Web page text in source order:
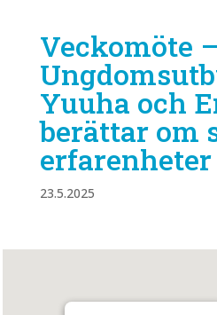
Veckomöte –
Yuuha och
berättar om
erfarenheter
23.5.2025